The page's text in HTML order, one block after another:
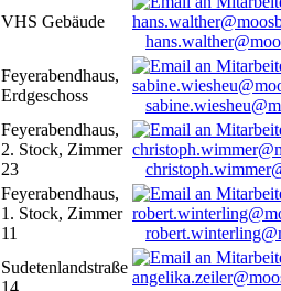
VHS Gebäude
Feyerabendhaus,
Erdgeschoss
Feyerabendhaus,
2. Stock, Zimmer
23
Feyerabendhaus,
1. Stock, Zimmer
11
Sudetenlandstraße
14